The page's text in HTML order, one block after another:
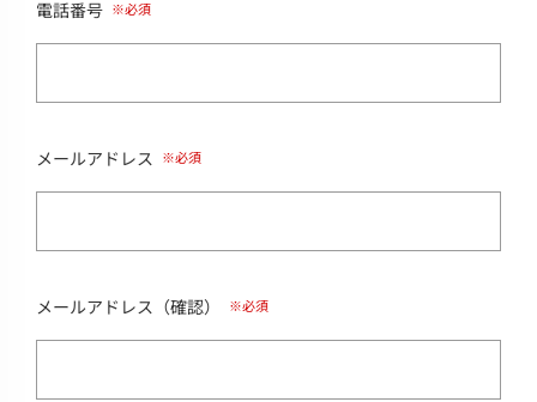
電話番号
メールアドレス
メールアドレス（確認）